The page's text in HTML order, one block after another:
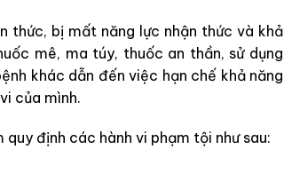
thức, bị mất năng lực nhận thức và khả
mê, ma túy, thuốc an thần, sử dụng
khác dẫn đến việc hạn chế khả năng
của mình.
định các hành vi phạm tội như sau: